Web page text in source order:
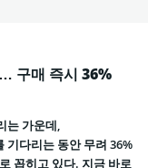
… 구매 즉시 36%
는 가운데,
기다리는 동안 무려 36%
꼽히고 있다. 지금 바로